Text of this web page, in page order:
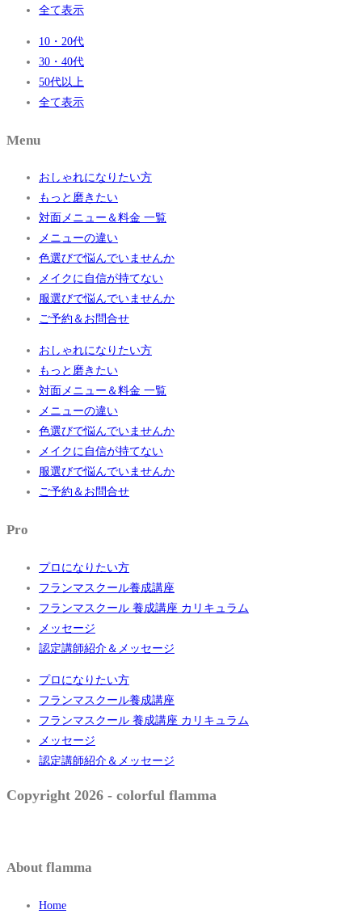
全て表示
10・20代
30・40代
50代以上
全て表示
Menu
おしゃれになりたい方
もっと磨きたい
対面メニュー＆料金 一覧
メニューの違い
色選びで悩んでいませんか
メイクに自信が持てない
服選びで悩んでいませんか
ご予約＆お問合せ
おしゃれになりたい方
もっと磨きたい
対面メニュー＆料金 一覧
メニューの違い
色選びで悩んでいませんか
メイクに自信が持てない
服選びで悩んでいませんか
ご予約＆お問合せ
Pro
プロになりたい方
フランマスクール養成講座
フランマスクール 養成講座 カリキュラム
メッセージ
認定講師紹介＆メッセージ
プロになりたい方
フランマスクール養成講座
フランマスクール 養成講座 カリキュラム
メッセージ
認定講師紹介＆メッセージ
Copyright 2026 - colorful flamma
About flamma
Home